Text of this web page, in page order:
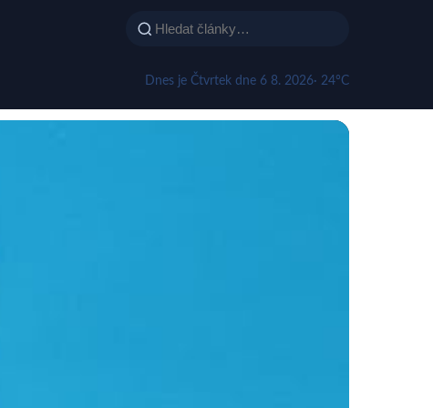
Dnes je Čtvrtek dne 6 8. 2026· 24°C